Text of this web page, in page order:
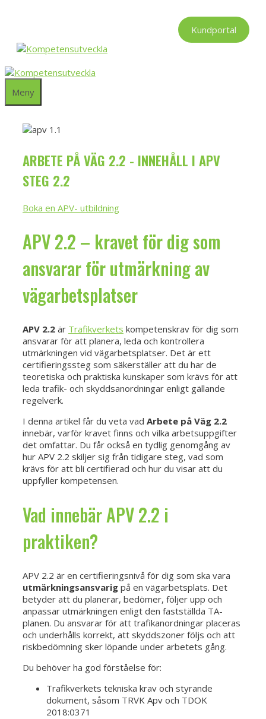
Kundportal
Meny
ARBETE PÅ VÄG 2.2 - INNEHÅLL I APV
STEG 2.2
Boka en APV- utbildning
APV 2.2 – kravet för dig som
ansvarar för utmärkning av
vägarbetsplatser
APV 2.2 är Trafikverkets kompetenskrav för dig som
ansvarar för att planera, leda och kontrollera
utmärkningen vid vägarbetsplatser. Det är ett
certifieringssteg som säkerställer att du har de
teoretiska och praktiska kunskaper som krävs för att
leda trafik- och skyddsanordningar enligt gällande
regelverk.
I denna artikel får du veta vad Arbete på Väg 2.2
innebär, varför kravet finns och vilka arbetsuppgifter
det omfattar. Du får också en tydlig genomgång av
hur APV 2.2 skiljer sig från tidigare steg, vad som
krävs för att bli certifierad och hur du visar att du
uppfyller kompetensen.
Vad innebär APV 2.2 i
praktiken?
APV 2.2 är en certifieringsnivå för dig som ska vara
utmärkningsansvarig på en vägarbetsplats. Det
betyder att du planerar, bedömer, följer upp och
anpassar utmärkningen enligt den fastställda TA-
planen. Du ansvarar för att trafikanordningar placeras
och underhålls korrekt, att skyddszoner följs och att
riskbedömning sker löpande under arbetets gång.
Du behöver ha god förståelse för:
Trafikverkets tekniska krav och styrande
dokument, såsom TRVK Apv och TDOK
2018:0371